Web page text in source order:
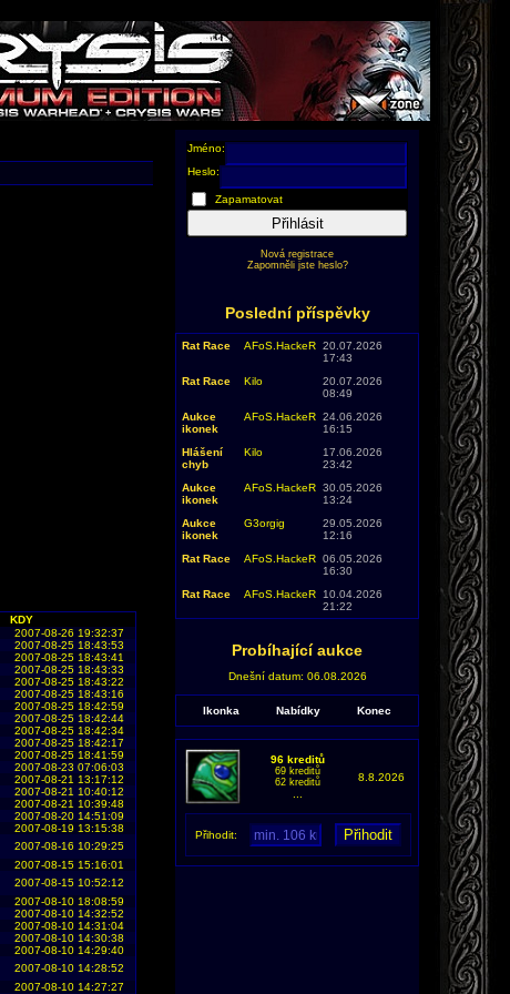
KDY
2007-08-26 19:32:37
2007-08-25 18:43:53
2007-08-25 18:43:41
2007-08-25 18:43:33
2007-08-25 18:43:22
2007-08-25 18:43:16
2007-08-25 18:42:59
2007-08-25 18:42:44
2007-08-25 18:42:34
2007-08-25 18:42:17
2007-08-25 18:41:59
2007-08-23 07:06:03
2007-08-21 13:17:12
2007-08-21 10:40:12
2007-08-21 10:39:48
2007-08-20 14:51:09
2007-08-19 13:15:38
2007-08-16 10:29:25
2007-08-15 15:16:01
2007-08-15 10:52:12
2007-08-10 18:08:59
2007-08-10 14:32:52
2007-08-10 14:31:04
2007-08-10 14:30:38
2007-08-10 14:29:40
2007-08-10 14:28:52
2007-08-10 14:27:27
Jméno:
Heslo:
Zapamatovat
Přihlásit
Nová registrace
Zapomněli jste heslo?
Poslední příspěvky
Rat Race AFoS.HackeR 20.07.2026
17:43
Rat Race
Kilo
20.07.2026
08:49
Aukce
ikonek
AFoS.HackeR 24.06.2026
16:15
Hlášení
chyb
Kilo
17.06.2026
23:42
Aukce
ikonek
AFoS.HackeR 30.05.2026
13:24
Aukce
ikonek
G3orgig
29.05.2026
12:16
Rat Race
AFoS.HackeR 06.05.2026
16:30
Rat Race
AFoS.HackeR
10.04.2026
21:22
Probíhající aukce
Dnešní datum: 06.08.2026
Ikonka Nabídky Konec
96 kreditů
69 kreditů
62 kreditů
8.8.2026
Přihodit: